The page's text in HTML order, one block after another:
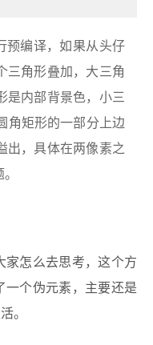
预编译，如果从头仔
三角形叠加，大三角
是内部背景色，小三
角矩形的一部分上边
出，具体在两像素之
家怎么去思考，这个方
一个伪元素，主要还是
。